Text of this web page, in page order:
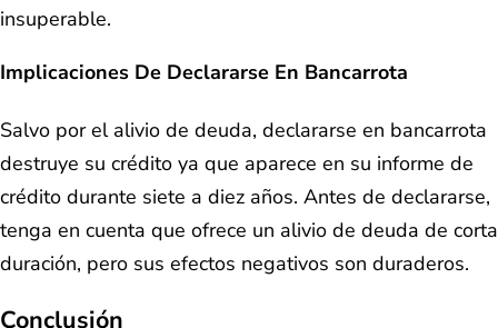
insuperable.
Implicaciones De Declararse En Bancarrota
Salvo por el alivio de deuda, declararse en bancarrota
destruye su crédito ya que aparece en su informe de
crédito durante siete a diez años. Antes de declararse,
tenga en cuenta que ofrece un alivio de deuda de corta
duración, pero sus efectos negativos son duraderos.
Conclusión